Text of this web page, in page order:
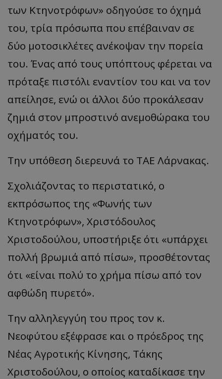
των Κτηνοτρόφων» οδηγούσε το όχημά
του, τρία πρόσωπα που επέβαιναν σε
δύο μοτοσικλέτες ανέκοψαν την πορεία
του. Ένας από τους υπόπτους φέρεται να
πρόταξε πιστόλι εναντίον του και να τον
απείλησε, ενώ οι άλλοι δύο προκάλεσαν
ζημιά στον μπροστινό ανεμοθώρακα του
οχήματός του.
Την υπόθεση διερευνά το ΤΑΕ Λάρνακας.
Σχολιάζοντας το περιστατικό, ο
εκπρόσωπος της «Φωνής των
Κτηνοτρόφων», Χριστόδουλος
Χριστοδούλου, υποστήριξε ότι «υπάρχει
πολλή βρωμιά από πίσω», προσθέτοντας
ότι «είναι πολύ το χρήμα πίσω από τον
αφθώδη πυρετό».
Την αλληλεγγύη του προς τον κ.
Νεοφύτου εξέφρασε και ο πρόεδρος της
Νέας Αγροτικής Κίνησης, Τάκης
Χριστοδούλου, ο οποίος καταδίκασε την